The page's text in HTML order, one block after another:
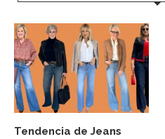
Tendencia de Jeans